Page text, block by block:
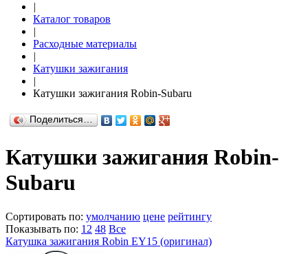
|
Каталог товаров
|
Расходные материалы
|
Катушки зажигания
|
Катушки зажигания Robin-Subaru
Поделиться…
Катушки зажигания Robin-
Subaru
Сортировать по: умолчанию цене рейтингу
Показывать по: 12 48 Все
Катушка зажигания Robin EY15 (оригинал)